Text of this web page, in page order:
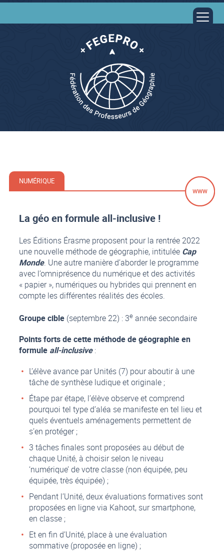
NUMÉRIQUE
La géo en formule all-inclusive !
Les Éditions Érasme proposent pour la rentrée 2022
une nouvelle méthode de géographie, intitulée Cap
Monde. Une autre manière d’aborder le programme
avec l’omniprésence du numérique et des activités
« papier », numériques ou hybrides qui prennent en
compte les différentes réalités des écoles.
Groupe cible (septembre 22) : 3eannée secondaire
Points forts de cette méthode de géographie en
formule all-inclusive:
L’élève avance par Unités (7) pour aboutir à une
tâche de synthèse ludique et originale ;
Étape par étape, l’élève observe et comprend
pourquoi tel type d’aléa se manifeste en tel lieu et
quels éventuels aménagements permettent de
s’en protéger ;
3 tâches finales sont proposées au début de
chaque Unité, à choisir selon le niveau
‘numérique’ de votre classe (non équipée, peu
équipée, très équipée) ;
Pendant l’Unité, deux évaluations formatives sont
proposées en ligne via Kahoot, sur smartphone,
en classe ;
Et en fin d’Unité, place à une évaluation
sommative (proposée en ligne) ;